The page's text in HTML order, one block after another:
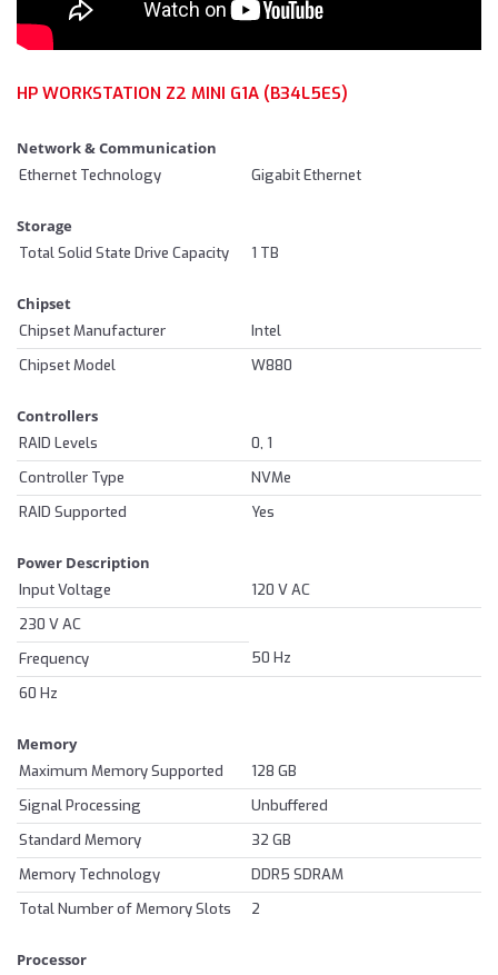
HP WORKSTATION Z2 MINI G1A (B34L5ES)
Network & Communication
Ethernet Technology Gigabit Ethernet
Storage
Total Solid State Drive Capacity 1 TB
Chipset
Chipset Manufacturer
Intel
Chipset Model
W880
Controllers
RAID Levels
0, 1
Controller Type
NVMe
RAID Supported
Yes
Power Description
Input Voltage
120 V AC
230 V AC
Frequency
50 Hz
60 Hz
Memory
Maximum Memory Supported
128 GB
Signal Processing
Unbuffered
Standard Memory
32 GB
Memory Technology
DDR5 SDRAM
Total Number of Memory Slots
2
Processor